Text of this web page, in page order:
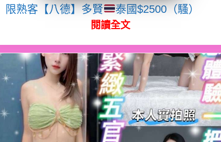
限熟客【八德】多賢 泰國$2500（騷）
閱讀全文